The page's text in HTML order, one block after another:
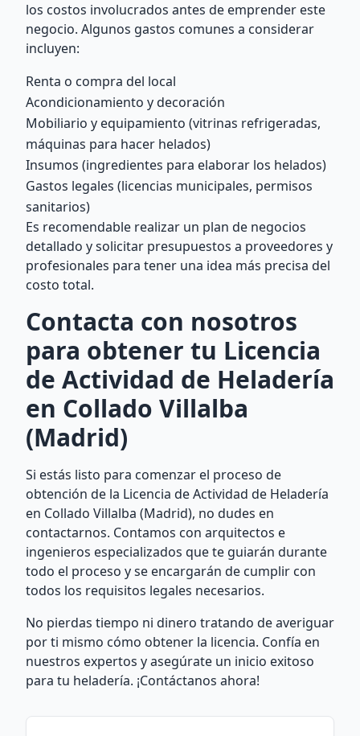
los costos involucrados antes de emprender este
negocio. Algunos gastos comunes a considerar
incluyen:
Renta o compra del local
Acondicionamiento y decoración
Mobiliario y equipamiento (vitrinas refrigeradas,
máquinas para hacer helados)
Insumos (ingredientes para elaborar los helados)
Gastos legales (licencias municipales, permisos
sanitarios)
Es recomendable realizar un plan de negocios
detallado y solicitar presupuestos a proveedores y
profesionales para tener una idea más precisa del
costo total.
Contacta con nosotros
para obtener tu Licencia
de Actividad de Heladería
en Collado Villalba
(Madrid)
Si estás listo para comenzar el proceso de
obtención de la Licencia de Actividad de Heladería
en Collado Villalba (Madrid), no dudes en
contactarnos. Contamos con arquitectos e
ingenieros especializados que te guiarán durante
todo el proceso y se encargarán de cumplir con
todos los requisitos legales necesarios.
No pierdas tiempo ni dinero tratando de averiguar
por ti mismo cómo obtener la licencia. Confía en
nuestros expertos y asegúrate un inicio exitoso
para tu heladería. ¡Contáctanos ahora!